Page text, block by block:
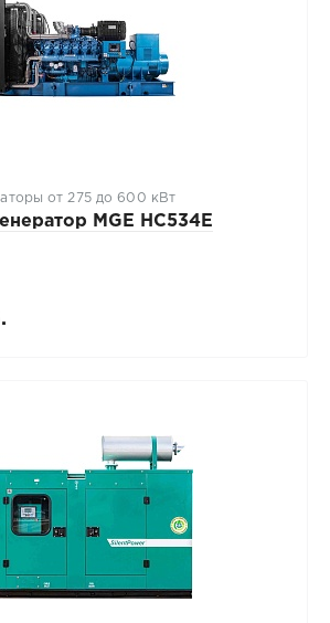
от 275 до 600 кВт
MGE HC534E